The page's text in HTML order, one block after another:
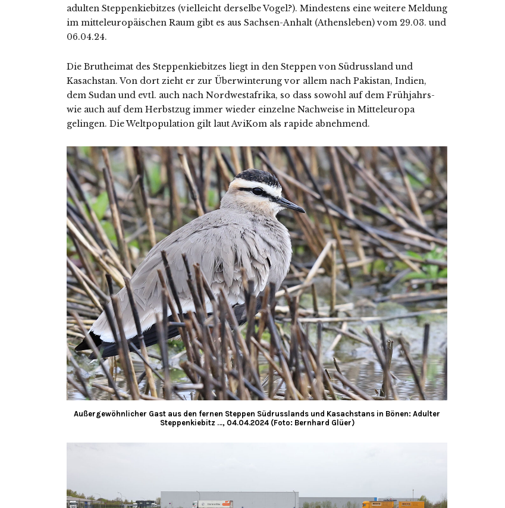
adulten Steppenkiebitzes (vielleicht derselbe Vogel?). Mindestens eine weitere Meldung
im mitteleuropäischen Raum gibt es aus Sachsen-Anhalt (Athensleben) vom 29.03. und
06.04.24.
Die Brutheimat des Steppenkiebitzes liegt in den Steppen von Südrussland und
Kasachstan. Von dort zieht er zur Überwinterung vor allem nach Pakistan, Indien,
dem Sudan und evtl. auch nach Nordwestafrika, so dass sowohl auf dem Frühjahrs-
wie auch auf dem Herbstzug immer wieder einzelne Nachweise in Mitteleuropa
gelingen. Die Weltpopulation gilt laut AviKom als rapide abnehmend.
Außergewöhnlicher Gast aus den fernen Steppen Südrusslands und Kasachstans in Bönen: Adulter
Steppenkiebitz …, 04.04.2024 (Foto: Bernhard Glüer)